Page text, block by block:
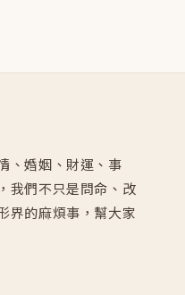
、婚姻、財運、事
我們不只是問命、改
界的麻煩事，幫大家